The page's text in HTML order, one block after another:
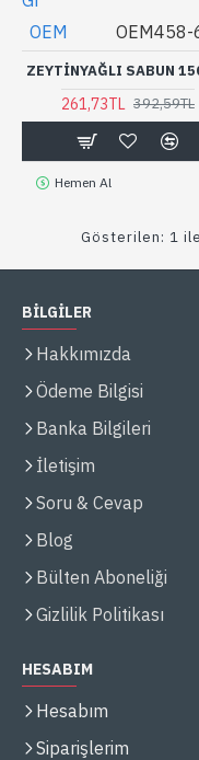
OEM OEM458-
ZEYTINYAĞLI SABUN
261,73TL 392,59TL
Hemen Al
Gösterilen: 1
BİLGİLER
Hakkımızda
Ödeme Bilgisi
Banka Bilgileri
İletişim
Soru & Cevap
Blog
Bülten Aboneliği
Gizlilik Politikası
HESABIM
Hesabım
Siparişlerim